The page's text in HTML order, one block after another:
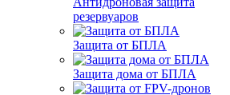
резервуаров
Защита от БПЛА
Защита дома от БПЛА